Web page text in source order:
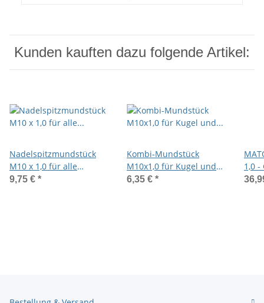
Kunden kauften dazu folgende Artikel:
Nadelspitzmundstück
M10 x 1,0 für alle
Schmiernippelarten
9,75 € *
Kombi-Mundstück
M10x1,0 für Kugel und
Trichterschmiernippel
6,35 € *
1,0
für